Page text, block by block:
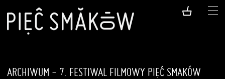
ARCHIWUM - 7. FESTIWAL FILMOWY PIĘĆ SMAKÓW